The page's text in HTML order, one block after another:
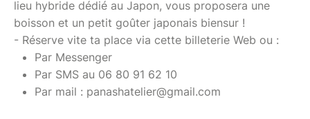
lieu hybride dédié au Japon, vous proposera une
boisson et un petit goûter japonais biensur !
- Réserve vite ta place via cette billeterie Web ou :
Par Messenger
Par SMS au 06 80 91 62 10
Par mail : panashatelier@gmail.com